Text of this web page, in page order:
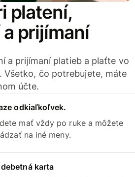
platení,
prijímaní
a prijímaní platieb a plaťte vo
Všetko, čo potrebujete, máte
účte.
odkiaľkoľvek.
mať vždy po ruke a môžete
na iné meny.
karta